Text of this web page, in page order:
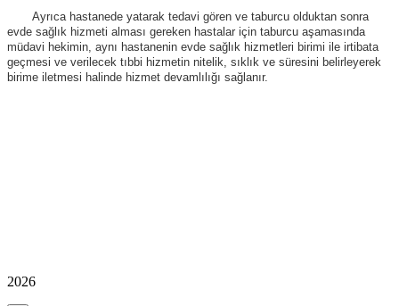
Ayrıca hastanede yatarak tedavi gören ve taburcu olduktan sonra
evde sağlık hizmeti alması gereken hastalar için taburcu aşamasında
müdavi hekimin, aynı hastanenin evde sağlık hizmetleri birimi ile irtibata
geçmesi ve verilecek tıbbi hizmetin nitelik, sıklık ve süresini belirleyerek
birime iletmesi halinde hizmet devamlılığı sağlanır.
2026